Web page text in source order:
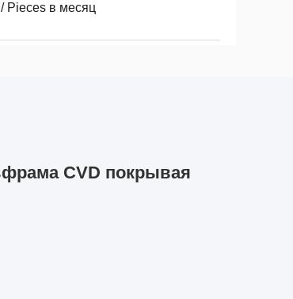
Pieces в месяц
CVD покрывая